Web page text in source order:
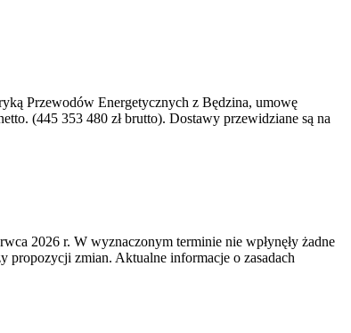
Przewodów Energetycznych z Będzina, umowę
(445 353 480 zł brutto). Dostawy przewidziane są na
2026 r. W wyznaczonym terminie nie wpłynęły żadne
zmian. Aktualne informacje o zasadach